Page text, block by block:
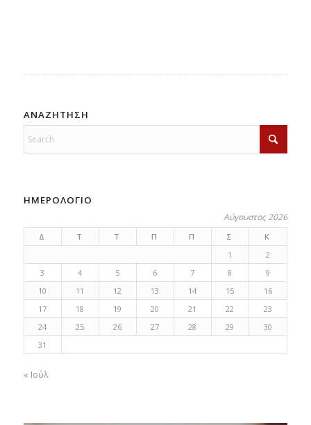
ΑΝΑΖΗΤΗΣΗ
ΗΜΕΡΟΛΟΓΙΟ
Αύγουστος 2026
Δ Τ Τ Π Π Σ
Κ
1
2
3
4 5 6 7 8
9
10
11 12 13 14 15
16
17
18 19 20 21 22
23
24
25 26 27 28 29
30
31
« Ιούλ